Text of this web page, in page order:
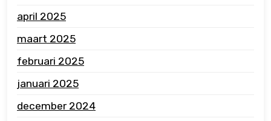
april 2025
maart 2025
februari 2025
januari 2025
december 2024